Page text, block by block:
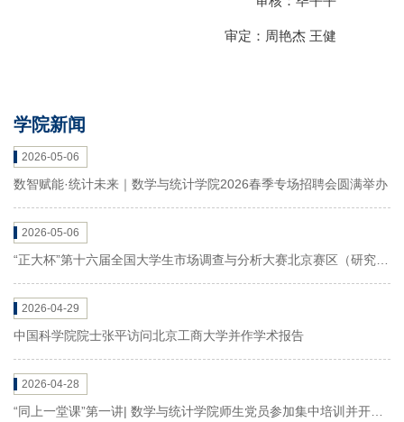
审定：周艳杰 王健
学院新闻
2026-05-06
数智赋能·统计未来｜数学与统计学院2026春季专场招聘会圆满举办
2026-05-06
“正大杯”第十六届全国大学生市场调查与分析大赛北京赛区（研究生
2026-04-29
中国科学院院士张平访问北京工商大学并作学术报告
2026-04-28
“同上一堂课”第一讲| 数学与统计学院师生党员参加集中培训并开展